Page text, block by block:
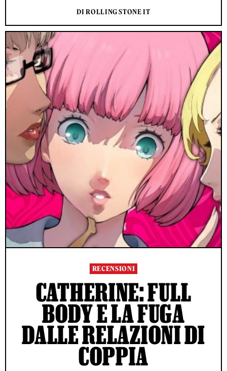
DI ROLLING STONE IT
RECENSIONI
CATHERINE: FULL
BODY E LA FUGA
DALLE RELAZIONI DI
COPPIA